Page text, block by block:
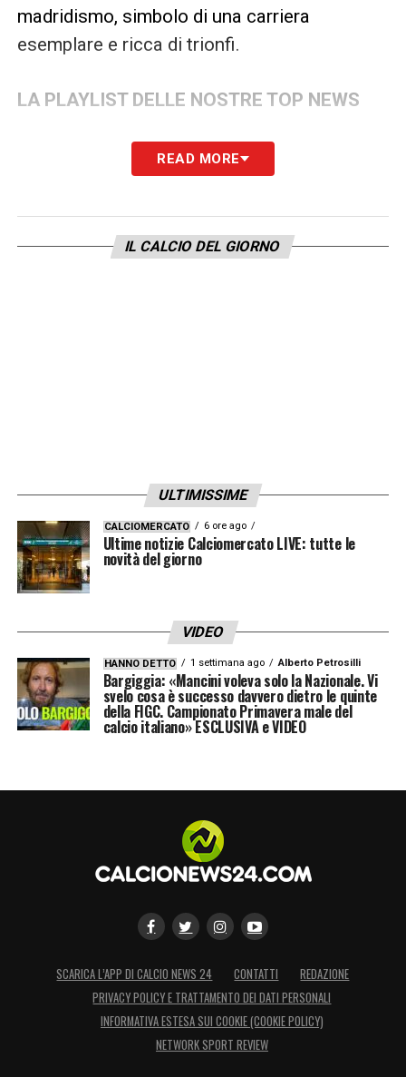
madridismo, simbolo di una carriera
esemplare e ricca di trionfi.
LA PLAYLIST DELLE NOSTRE TOP NEWS
READ MORE
IL CALCIO DEL GIORNO
ULTIMISSIME
CALCIOMERCATO 6 ore ago
Ultime notizie Calciomercato LIVE: tutte le
novità del giorno
VIDEO
HANNO DETTO 1 settimana ago Alberto Petrosilli
Bargiggia: «Mancini voleva solo la Nazionale. Vi
svelo cosa è successo davvero dietro le quinte
della FIGC. Campionato Primavera male del
calcio italiano» ESCLUSIVA e VIDEO
SCARICA L’APP DI CALCIO NEWS 24 CONTATTI
REDAZIONE
PRIVACY POLICY E TRATTAMENTO DEI DATI PERSONALI
INFORMATIVA ESTESA SUI COOKIE (COOKIE POLICY)
NETWORK SPORT REVIEW